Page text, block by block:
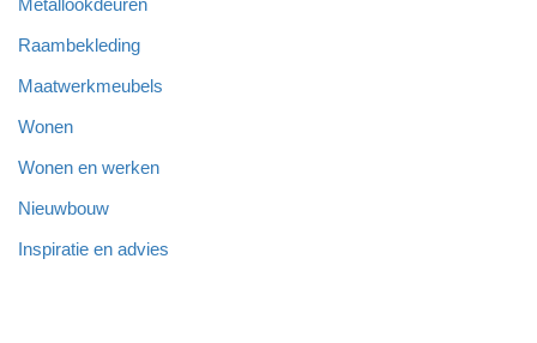
Metallookdeuren
Raambekleding
Maatwerkmeubels
Wonen
Wonen en werken
Nieuwbouw
Inspiratie en advies